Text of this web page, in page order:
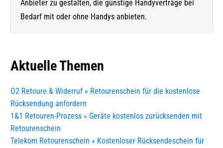
Anbieter zu gestalten, die günstige Handyverträge bei
Bedarf mit oder ohne Handys anbieten.
Aktuelle Themen
O2 Retoure & Widerruf » Retourenschein für die kostenlose
Rücksendung anfordern
1&1 Retouren-Prozess » Geräte kostenlos zurücksenden mit
Retourenschein
Telekom Retourenschein » Kostenloser Rücksendeschein für